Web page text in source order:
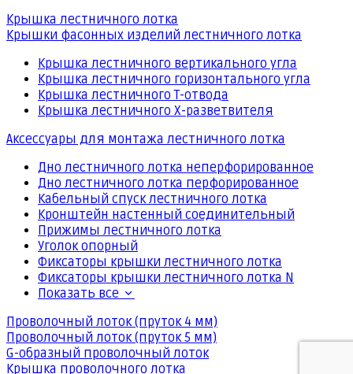
Крышка лестничного лотка
Крышки фасонных изделий лестничного лотка
Крышка лестничного вертикального угла
Крышка лестничного горизонтального угла
Крышка лестничного Т-отвода
Крышка лестничного Х-разветвителя
Аксессуары для монтажа лестничного лотка
Дно лестничного лотка неперфорированное
Дно лестничного лотка перфорированное
Кабельный спуск лестничного лотка
Кронштейн настенный соединительный
Прижимы лестничного лотка
Уголок опорный
Фиксаторы крышки лестничного лотка
Фиксаторы крышки лестничного лотка N
Показать все
Проволочный лоток (пруток 4 мм)
Проволочный лоток (пруток 5 мм)
G-образный проволочный лоток
Крышка проволочного лотка